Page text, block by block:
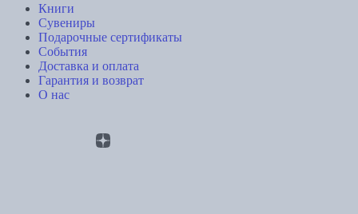
Книги
Сувениры
Подарочные сертификаты
События
Доставка и оплата
Гарантия и возврат
О нас